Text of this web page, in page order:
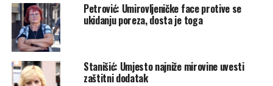
Petrović: Umirovljeničke face protive se
ukidanju poreza, dosta je toga
Stanišić: Umjesto najniže mirovine uvesti
zaštitni dodatak